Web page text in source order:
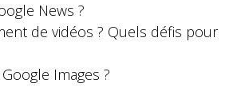
News ?
de vidéos ? Quels défis pour
Images ?